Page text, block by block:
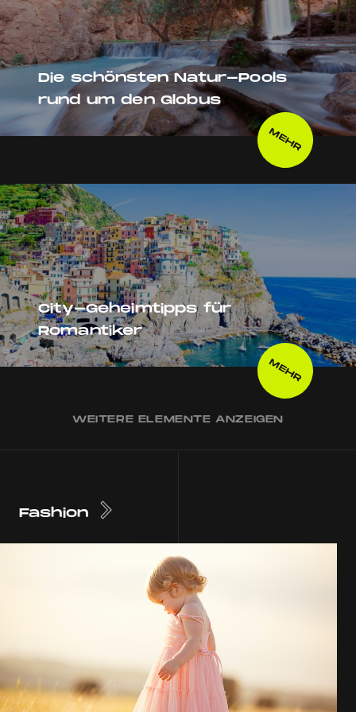
Die schönsten Natur-Pools
rund um den Globus
MEHR
City-Geheimtipps für
Romantiker
MEHR
WEITERE ELEMENTE ANZEIGEN
Fashion